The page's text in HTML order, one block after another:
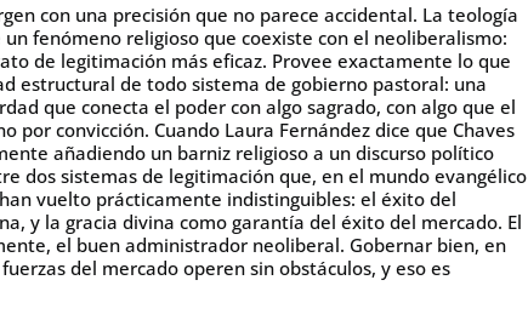
con una precisión que no parece accidental. La teología
fenómeno religioso que coexiste con el neoliberalismo:
de legitimación más eficaz. Provee exactamente lo que
estructural de todo sistema de gobierno pastoral: una
que conecta el poder con algo sagrado, con algo que el
por convicción. Cuando Laura Fernández dice que Chaves
añadiendo un barniz religioso a un discurso político
dos sistemas de legitimación que, en el mundo evangélico
vuelto prácticamente indistinguibles: el éxito del
y la gracia divina como garantía del éxito del mercado. El
el buen administrador neoliberal. Gobernar bien, en
del mercado operen sin obstáculos, y eso es